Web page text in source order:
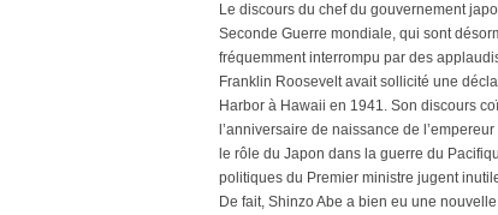
Le discours du chef du gouvernement
Seconde Guerre mondiale, qui sont
fréquemment interrompu par des
Franklin Roosevelt avait sollicité une
Harbor à Hawaii en 1941. Son discours
l’anniversaire de naissance de
le rôle du Japon dans la guerre du
politiques du Premier ministre jugent
De fait, Shinzo Abe a bien eu une